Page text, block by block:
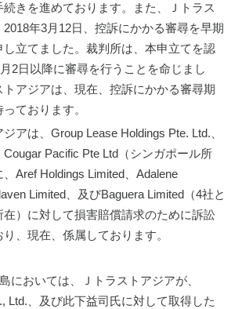
続きを進めております。また、Ｊトラス
2018年3月12日、控訴にかかる審尋を早期
し立てました。裁判所は、本申立てを認
2日以降に審尋を行うことを命じまし
トアジアは、現在、控訴にかかる審尋期
ております。
ジアは、Group Lease Holdings Pte. Ltd.、
Cougar Pacific Pte Ltd（シンガポール所
Aref Holdings Limited、Adalene
Limited、及びBaguera Limited（4社と
在）に対して損害賠償請求のために訴訟
、現在、係属しております。
においては、Ｊトラストアジアが、
Ltd.、及び此下益司氏に対して取得した